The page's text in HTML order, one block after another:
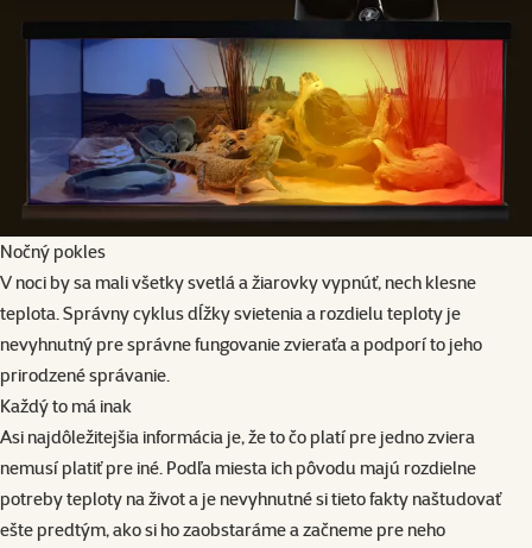
Nočný pokles
V noci by sa mali všetky svetlá a žiarovky vypnúť, nech klesne
teplota. Správny cyklus dĺžky svietenia a rozdielu teploty je
nevyhnutný pre správne fungovanie zvieraťa a podporí to jeho
prirodzené správanie.
Každý to má inak
Asi najdôležitejšia informácia je, že to čo platí pre jedno zviera
nemusí platiť pre iné. Podľa miesta ich pôvodu majú rozdielne
potreby teploty na život a je nevyhnutné si tieto fakty naštudovať
ešte predtým, ako si ho zaobstaráme a začneme pre neho